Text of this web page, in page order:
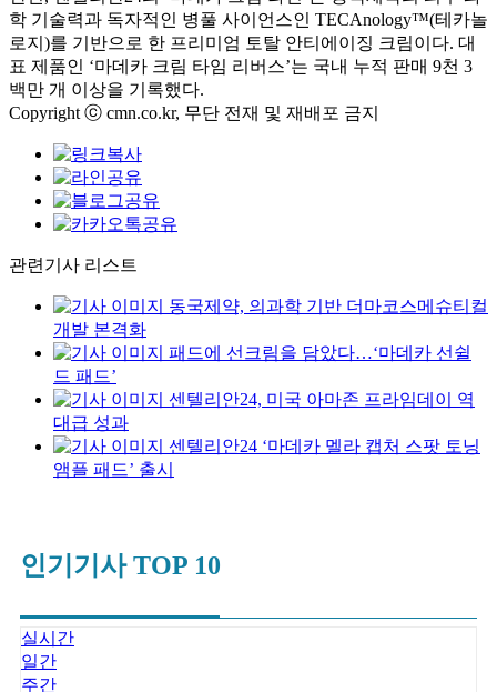
학 기술력과 독자적인 병풀 사이언스인 TECAnology™(테카놀
로지)를 기반으로 한 프리미엄 토탈 안티에이징 크림이다. 대
표 제품인 ‘마데카 크림 타임 리버스’는 국내 누적 판매 9천 3
백만 개 이상을 기록했다.
Copyright ⓒ cmn.co.kr, 무단 전재 및 재배포 금지
관련기사 리스트
동국제약, 의과학 기반 더마코스메슈티컬
개발 본격화
패드에 선크림을 담았다…‘마데카 선쉴
드 패드’
센텔리안24, 미국 아마존 프라임데이 역
대급 성과
센텔리안24 ‘마데카 멜라 캡처 스팟 토닝
앰플 패드’ 출시
인기기사 TOP 10
실시간
일간
주간